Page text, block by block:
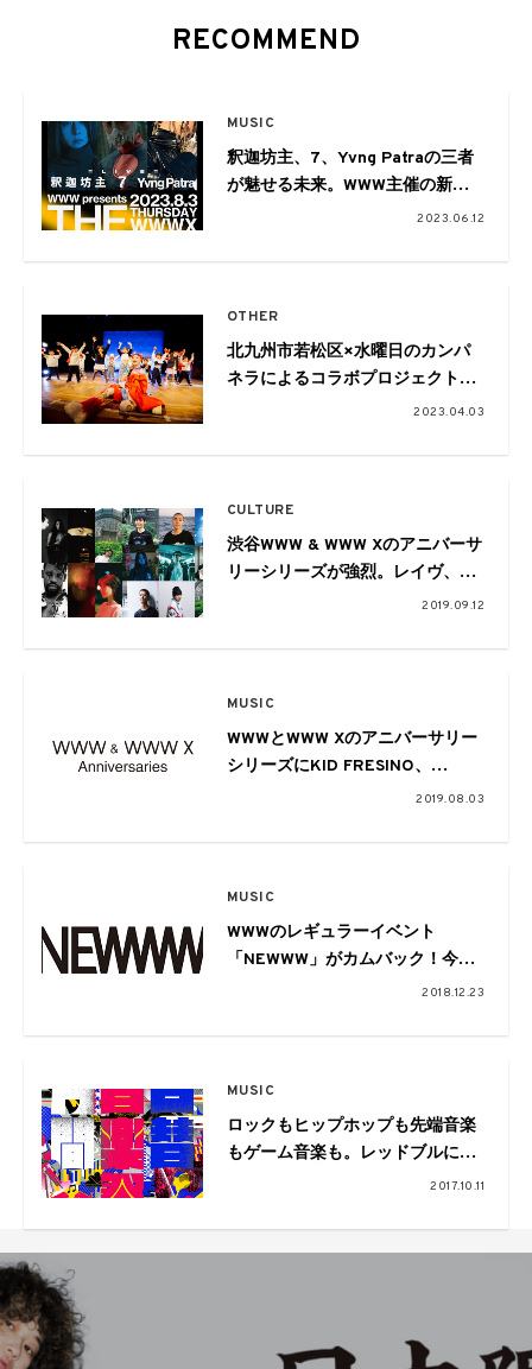
RECOMMEND
MUSIC
釈迦坊主、7、Yvng Patraの三者
が魅せる未来。WWW主催の新企
画「THE WORLD」が開催2023.06.12
OTHER
北九州市若松区×水曜日のカンパ
ネラによるコラボプロジェクト第
二弾ドキュメンタリー映像作品が
2023.04.03
CULTURE
渋谷WWW & WWW Xのアニバーサ
リーシリーズが強烈。レイヴ、ヒ
ップホップ、電子音響、サイケデ
2019.09.12
MUSIC
WWWとWWW Xのアニバーサリー
シリーズにKID FRESINO、
Tohji、Jamila Woods、D.A.N.らが
2019.08.03
MUSIC
WWWのレギュラーイベント
「NEWWW」がカムバック！今後
の活躍から目が離せないアップカ
2018.12.23
MUSIC
ロックもヒップホップも先端音楽
もゲーム音楽も。レッドブルによ
2017.10.11